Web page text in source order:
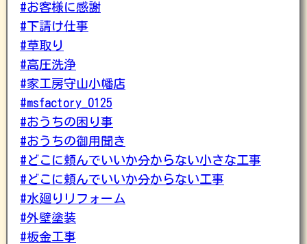
#お客様に感謝
#下請け仕事
#草取り
#高圧洗浄
#家工房守山小幡店
#msfactory_0125
#おうちの困り事
#おうちの御用聞き
#どこに頼んでいいか分からない小さな工事
#どこに頼んでいいか分からない工事
#水廻りリフォーム
#外壁塗装
#板金工事